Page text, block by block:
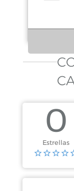
0
Estrellas